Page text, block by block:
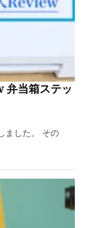
当箱ステッ
ました。 その